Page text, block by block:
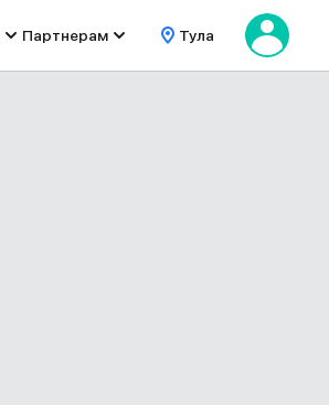
Партнерам Тула